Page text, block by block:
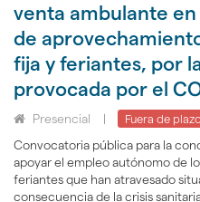
venta ambulante
de
fija y feriantes, por
provocada por el
Presencial | Fuera de plazo
Convocatoria pública para la
apoyar el empleo autónomo de
feriantes que han atravesado
consecuencia de la crisis